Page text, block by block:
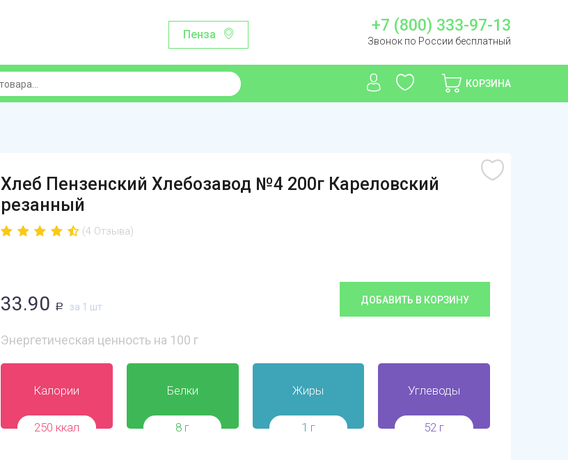
Пенза +7 (800) 333-97-13
Звонок по России бесплатный
КОРЗИНА
Хлеб Пензенский Хлебозавод №4 200г Кареловский
резанный
(4 Отзыва)
33.90 Р за 1 шт
ДОБАВИТЬ В КОРЗИНУ
Энергетическая ценность на 100 г
Калории
250 ккал
Белки
8 г
Жиры
1 г
Углеводы
52 г